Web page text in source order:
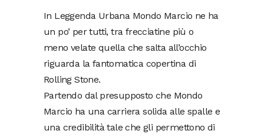
In Leggenda Urbana Mondo Marcio ne ha
un po’ per tutti, tra frecciatine più o
meno velate quella che salta all’occhio
riguarda la fantomatica copertina di
Rolling Stone.
Partendo dal presupposto che Mondo
Marcio ha una carriera solida alle spalle e
una credibilità tale che gli permettono di